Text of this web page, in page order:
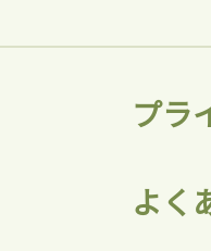
ログ
プラ
よく